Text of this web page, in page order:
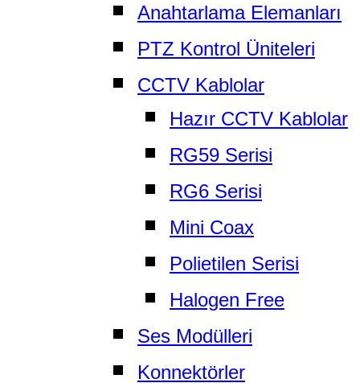
Anahtarlama Elemanları
PTZ Kontrol Üniteleri
CCTV Kablolar
Hazır CCTV Kablolar
RG59 Serisi
RG6 Serisi
Mini Coax
Polietilen Serisi
Halogen Free
Ses Modülleri
Konnektörler